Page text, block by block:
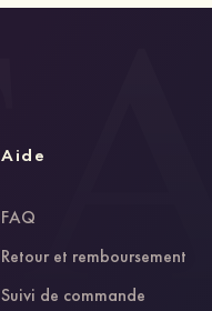
Aide
FAQ
Retour et remboursement
Suivi de commande